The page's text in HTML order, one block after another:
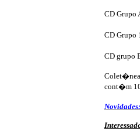
CD Grupo
CD Grupo
CD grupo
cont�m
Novidades: